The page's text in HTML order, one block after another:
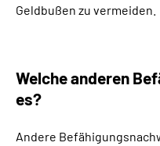
Geldbußen zu vermeiden.
Welche anderen
es?
Andere